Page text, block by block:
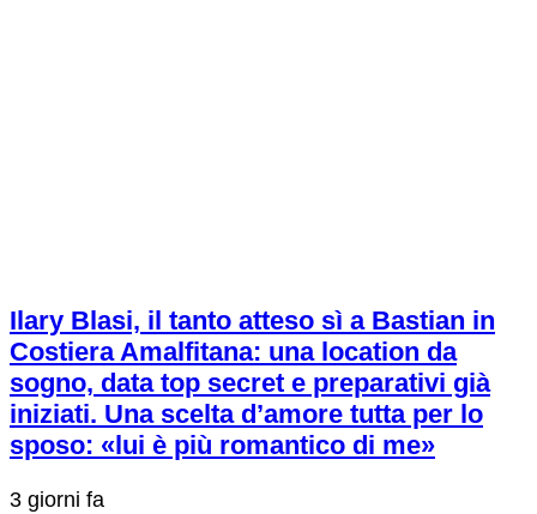
Ilary Blasi, il tanto atteso sì a Bastian in
Costiera Amalfitana: una location da
sogno, data top secret e preparativi già
iniziati. Una scelta d’amore tutta per lo
sposo: «lui è più romantico di me»
3 giorni fa